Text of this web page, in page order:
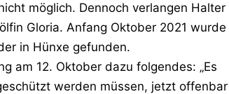
möglich. Dennoch verlangen Halter
Gloria. Anfang Oktober 2021 wurde
in Hünxe gefunden.
am 12. Oktober dazu folgendes: „Es
werden müssen, jetzt offenbar